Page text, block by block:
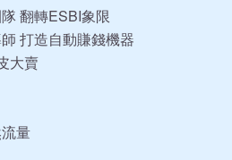
翻轉ESBI象限
打造自動賺錢機器
大賣
量